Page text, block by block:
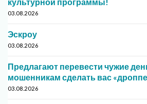
03.08.2026
Эскроу
03.08.2026
Предлагают перевести чужие
мошенникам сделать вас
03.08.2026